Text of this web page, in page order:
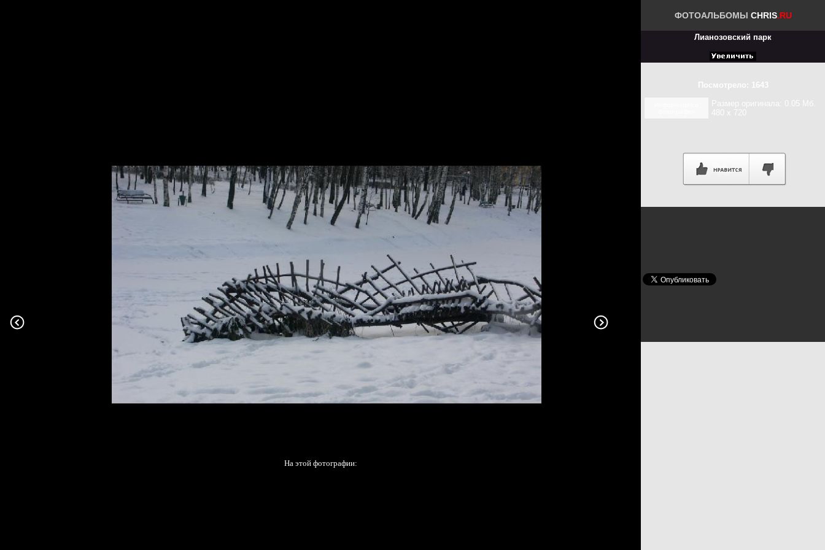
На этой фотографии:
ФОТОАЛЬБОМЫ CHRIS.RU
Лианозовский парк
Посмотрело: 1643
Размер оригинала: 0.05 Мб.
480 x 720